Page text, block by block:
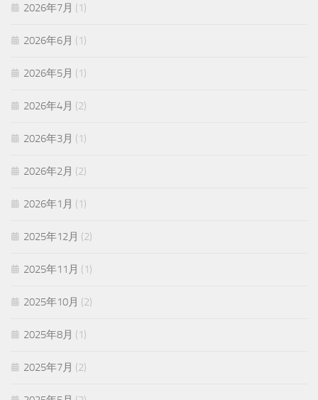
2026年7月 (1)
2026年6月 (1)
2026年5月 (1)
2026年4月 (2)
2026年3月 (1)
2026年2月 (2)
2026年1月 (1)
2025年12月 (2)
2025年11月 (1)
2025年10月 (2)
2025年8月 (1)
2025年7月 (2)